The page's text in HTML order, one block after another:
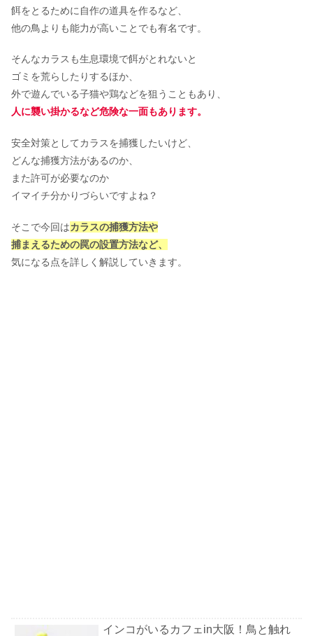
餌をとるために自作の道具を作るなど、
他の鳥よりも能力が高いことでも有名です。
そんなカラスも生息環境で餌がとれないと
ゴミを荒らしたりするほか、
外で遊んでいる子猫や鶏などを狙うこともあり、
人に襲い掛かるなど危険な一面もあります。
安全対策としてカラスを捕獲したいけど、
どんな捕獲方法があるのか、
また許可が必要なのか
イマイチ分かりづらいですよね？
そこで今回はカラスの捕獲方法や
捕まえるための罠の設置方法など、
気になる点を詳しく解説していきます。
インコがいるカフェin大阪！鳥と触れ